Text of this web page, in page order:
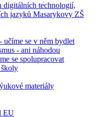
digitálních technologií,
jazyků Masarykovy ZŠ
se v něm bydlet
- ani náhodou
se spolupracovat
materiály
EU